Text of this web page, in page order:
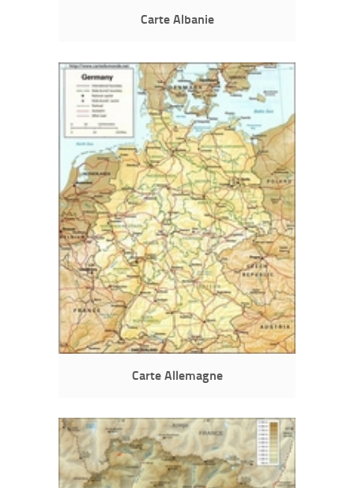
Carte Albanie
Carte Allemagne